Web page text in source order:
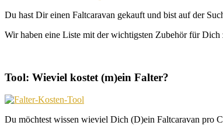
Du hast Dir einen Faltcaravan gekauft und bist auf der
Wir haben eine Liste mit der wichtigsten Zubehör für Dich
Tool: Wieviel kostet (m)ein Falter?
Du möchtest wissen wieviel Dich (D)ein Faltcaravan pro